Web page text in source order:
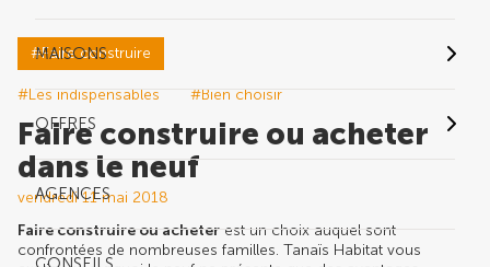
MAISONS
OFFRES
AGENCES
#Faire construire
#Les indispensables #Bien choisir
Faire construire ou acheter
dans le neuf
vendredi 11 mai 2018
Faire construire ou acheter est un choix auquel sont
confrontées de nombreuses familles. Tanaïs Habitat vous